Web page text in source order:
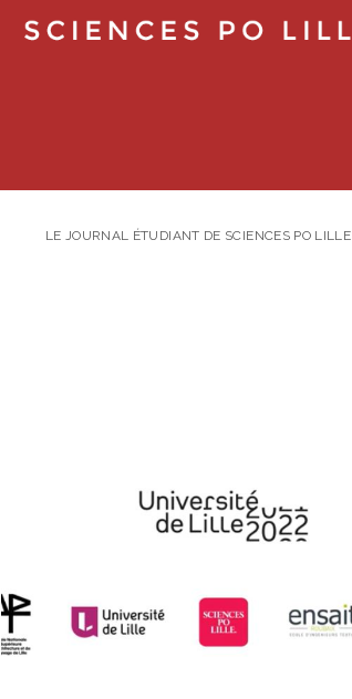
LE JOURNAL ÉTUDIANT DE SCIENCES PO LILLE